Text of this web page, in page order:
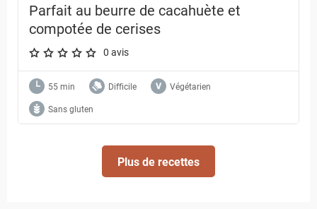
Parfait au beurre de cacahuète et
compotée de cerises
A star rating of 0 out of 5.
0 avis
55 min Difficile
Végétarien
Sans gluten
Plus de recettes